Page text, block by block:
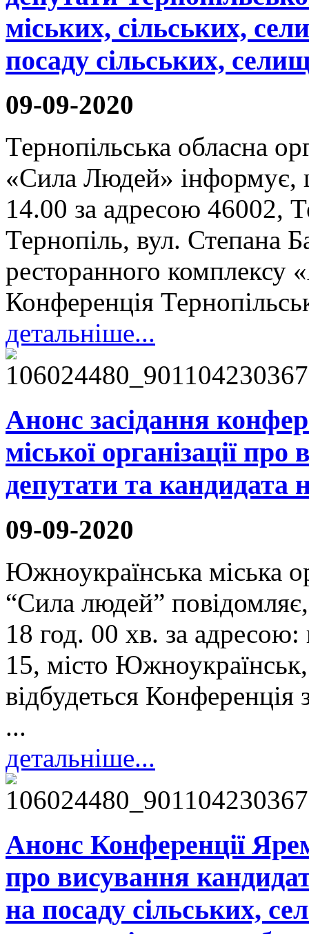
міських, сільських,
посаду сільських,
09-09-2020
Тернопільська обласна
«Сила Людей» інформує,
14.00 за адресою 46002,
Тернопіль, вул. Степана
ресторанного комплексу
Конференція
детальніше...
Анонс засідання
міської організації
депутати та кандидата
09-09-2020
Южноукраїнська міська
“Сила людей”
18 год. 00 хв. за
15, місто
відбудеться Конференція
...
детальніше...
Анонс Конференції
про висування
на посаду сільських,